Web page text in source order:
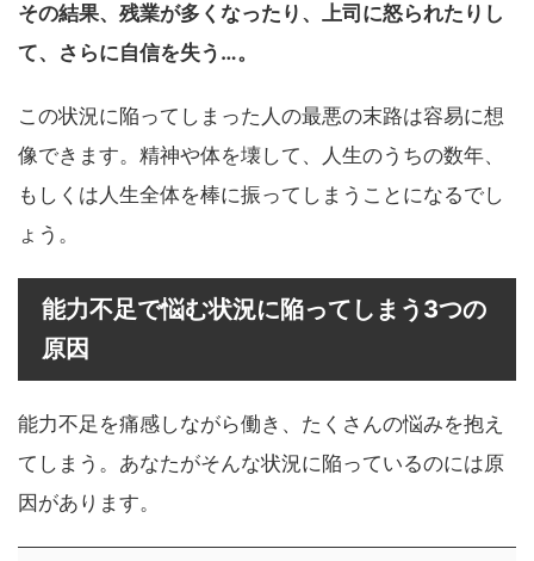
その結果、残業が多くなったり、上司に怒られたりし
て、さらに自信を失う…。
この状況に陥ってしまった人の最悪の末路は容易に想
像できます。精神や体を壊して、人生のうちの数年、
もしくは人生全体を棒に振ってしまうことになるでし
ょう。
能力不足で悩む状況に陥ってしまう3つの
原因
能力不足を痛感しながら働き、たくさんの悩みを抱え
てしまう。あなたがそんな状況に陥っているのには原
因があります。